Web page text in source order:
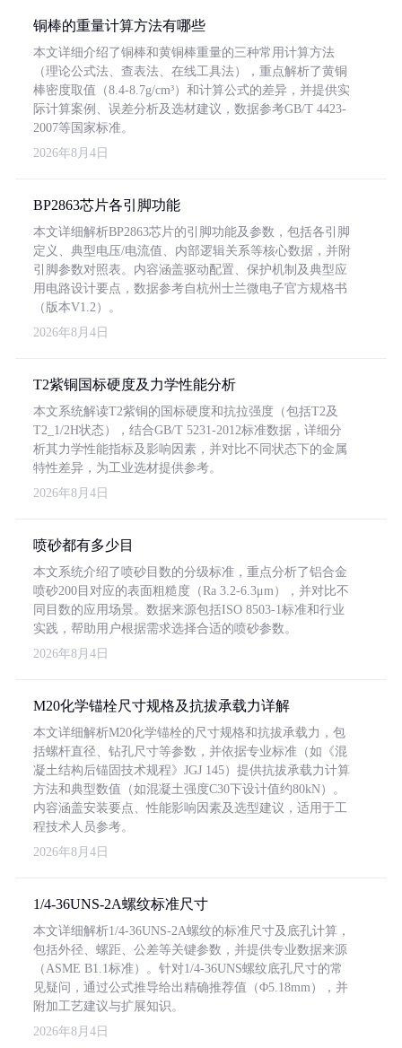
铜棒的重量计算方法有哪些
本文详细介绍了铜棒和黄铜棒重量的三种常用计算方法
（理论公式法、查表法、在线工具法），重点解析了黄铜
棒密度取值（8.4-8.7g/cm³）和计算公式的差异，并提供实
际计算案例、误差分析及选材建议，数据参考GB/T 4423-
2007等国家标准。
2026年8月4日
BP2863芯片各引脚功能
本文详细解析BP2863芯片的引脚功能及参数，包括各引脚
定义、典型电压/电流值、内部逻辑关系等核心数据，并附
引脚参数对照表。内容涵盖驱动配置、保护机制及典型应
用电路设计要点，数据参考自杭州士兰微电子官方规格书
（版本V1.2）。
2026年8月4日
T2紫铜国标硬度及力学性能分析
本文系统解读T2紫铜的国标硬度和抗拉强度（包括T2及
T2_1/2H状态），结合GB/T 5231-2012标准数据，详细分
析其力学性能指标及影响因素，并对比不同状态下的金属
特性差异，为工业选材提供参考。
2026年8月4日
喷砂都有多少目
本文系统介绍了喷砂目数的分级标准，重点分析了铝合金
喷砂200目对应的表面粗糙度（Ra 3.2-6.3μm），并对比不
同目数的应用场景。数据来源包括ISO 8503-1标准和行业
实践，帮助用户根据需求选择合适的喷砂参数。
2026年8月4日
M20化学锚栓尺寸规格及抗拔承载力详解
本文详细解析M20化学锚栓的尺寸规格和抗拔承载力，包
括螺杆直径、钻孔尺寸等参数，并依据专业标准（如《混
凝土结构后锚固技术规程》JGJ 145）提供抗拔承载力计算
方法和典型数值（如混凝土强度C30下设计值约80kN）。
内容涵盖安装要点、性能影响因素及选型建议，适用于工
程技术人员参考。
2026年8月4日
1/4-36UNS-2A螺纹标准尺寸
本文详细解析1/4-36UNS-2A螺纹的标准尺寸及底孔计算，
包括外径、螺距、公差等关键参数，并提供专业数据来源
（ASME B1.1标准）。针对1/4-36UNS螺纹底孔尺寸的常
见疑问，通过公式推导给出精确推荐值（Φ5.18mm），并
附加工艺建议与扩展知识。
2026年8月4日